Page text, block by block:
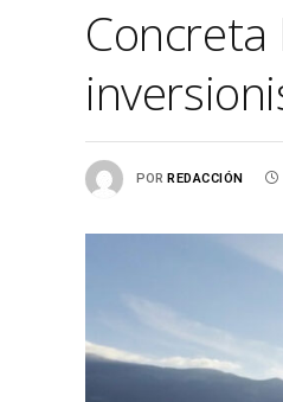
POR REDACCIÓN